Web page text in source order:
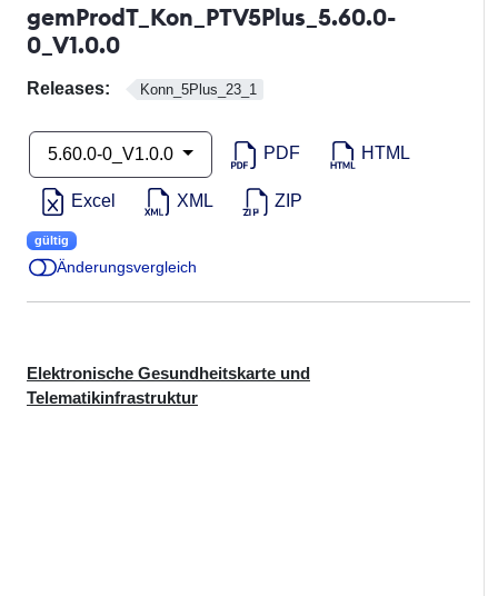
gemProdT_Kon_PTV5Plus_5.60.0-
0_V1.0.0
Releases: Konn_5Plus_23_1
5.60.0-0_V1.0.0 PDF HTML
Excel XML ZIP
gültig
Änderungsvergleich
Elektronische Gesundheitskarte und
Telematikinfrastruktur